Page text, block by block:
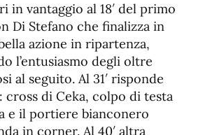
in vantaggio al 18′ del primo
Di Stefano che finalizza in
azione in ripartenza,
l’entusiasmo degli oltre
al seguito. Al 31′ risponde
cross di Ceka, colpo di testa
e il portiere bianconero
in corner. Al 40′ altra